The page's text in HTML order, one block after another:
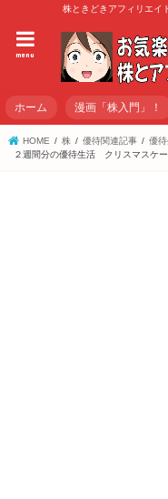
株ときどきアフィリエイ
menu
ホーム 漫画「株入門」！
HOME 株 優待関連記事
優
２週間分の優待生活 クリスマスケー